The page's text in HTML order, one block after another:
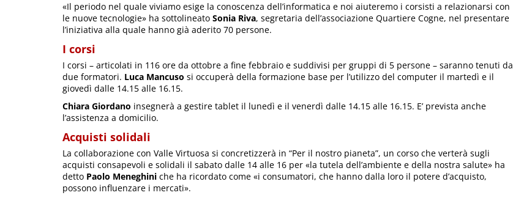
«Il periodo nel quale viviamo esige la conoscenza dell’informatica e noi aiuteremo i corsisti a relazionarsi con
le nuove tecnologie» ha sottolineato Sonia Riva, segretaria dell’associazione Quartiere Cogne, nel presentare
l’iniziativa alla quale hanno già aderito 70 persone.
I corsi
I corsi – articolati in 116 ore da ottobre a fine febbraio e suddivisi per gruppi di 5 persone – saranno tenuti da
due formatori. Luca Mancuso si occuperà della formazione base per l’utilizzo del computer il martedì e il
giovedì dalle 14.15 alle 16.15.
Chiara Giordano insegnerà a gestire tablet il lunedì e il venerdì dalle 14.15 alle 16.15. E’ prevista anche
l’assistenza a domicilio.
Acquisti solidali
La collaborazione con Valle Virtuosa si concretizzerà in “Per il nostro pianeta”, un corso che verterà sugli
acquisti consapevoli e solidali il sabato dalle 14 alle 16 per «la tutela dell’ambiente e della nostra salute» ha
detto Paolo Meneghini che ha ricordato come «i consumatori, che hanno dalla loro il potere d’acquisto,
possono influenzare i mercati».